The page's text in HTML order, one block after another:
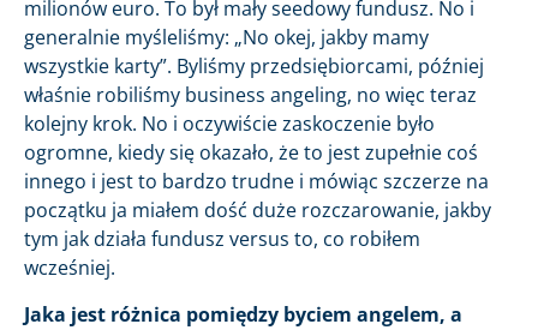
milionów euro. To był mały seedowy fundusz. No i
generalnie myśleliśmy: „No okej, jakby mamy
wszystkie karty”. Byliśmy przedsiębiorcami, później
właśnie robiliśmy business angeling, no więc teraz
kolejny krok. No i oczywiście zaskoczenie było
ogromne, kiedy się okazało, że to jest zupełnie coś
innego i jest to bardzo trudne i mówiąc szczerze na
początku ja miałem dość duże rozczarowanie, jakby
tym jak działa fundusz versus to, co robiłem
wcześniej.
Jaka jest różnica pomiędzy byciem angelem, a